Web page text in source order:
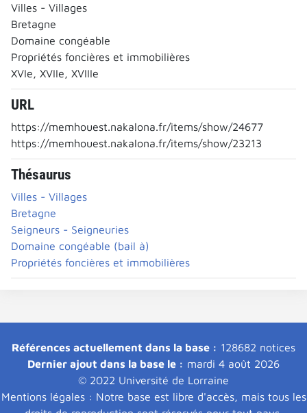
Villes - Villages
Bretagne
Domaine congéable
Propriétés foncières et immobilières
XVIe, XVIIe, XVIIIe
URL
https://memhouest.nakalona.fr/items/show/24677
https://memhouest.nakalona.fr/items/show/23213
Thésaurus
Villes - Villages
Bretagne
Seigneurs - Seigneuries
Domaine congéable (bail à)
Propriétés foncières et immobilières
Références actuellement dans la base : 128682 notices
Dernier ajout dans la base le : mardi 4 août 2026
© 2022 Université de Lorraine
Mentions légales : Notre base est libre d'accès, mais tous les